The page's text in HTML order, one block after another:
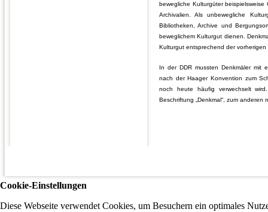
bewegliche Kulturgüter
Archivalien. Als unbewegliche
Bibliotheken, Archive und
beweglichem Kulturgut dienen.
Kulturgut entsprechend der
In der DDR mussten Denkmäler mit
nach der Haager Konvention zum
noch heute häufig verwechselt
Beschriftung „Denkmal“, zum anderen
Cookie-Einstellungen
Diese Webseite verwendet Cookies, um Besuchern ein optimales